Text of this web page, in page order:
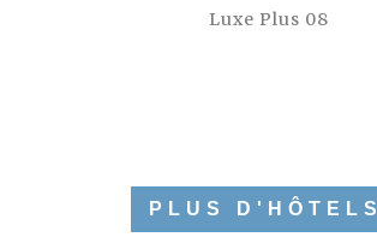
Luxe Plus 08
PLUS D'HÔTELS